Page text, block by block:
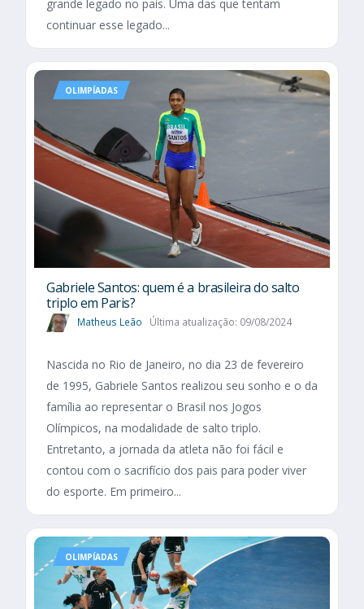
grande legado no país. Uma das que tentam
continuar esse legado...
OLIMPÍADAS
Gabriele Santos: quem é a brasileira do salto
triplo em Paris?
Matheus Leão Última atualização: 09/08/2024
Nascida no Rio de Janeiro, no dia 23 de fevereiro
de 1995, Gabriele Santos realizou seu sonho e o da
família ao representar o Brasil nos Jogos
Olímpicos, na modalidade de salto triplo.
Entretanto, a jornada da atleta não foi fácil e
contou com o sacrifício dos pais para poder viver
do esporte. Em primeiro...
OLIMPÍADAS